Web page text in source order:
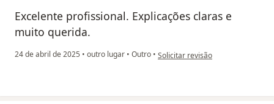
Excelente profissional. Explicações claras e
muito querida.
24 de abril de 2025 • outro lugar • Outro • na opinião do utilizador Cn
Solicitar revisão